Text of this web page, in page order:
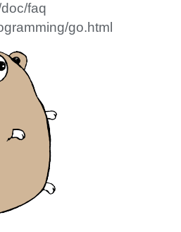
faq
go.html